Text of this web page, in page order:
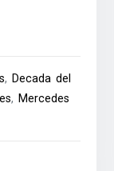
, Decada del
, Mercedes